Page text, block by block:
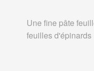
Une fine pâte
feuilles d'épinards